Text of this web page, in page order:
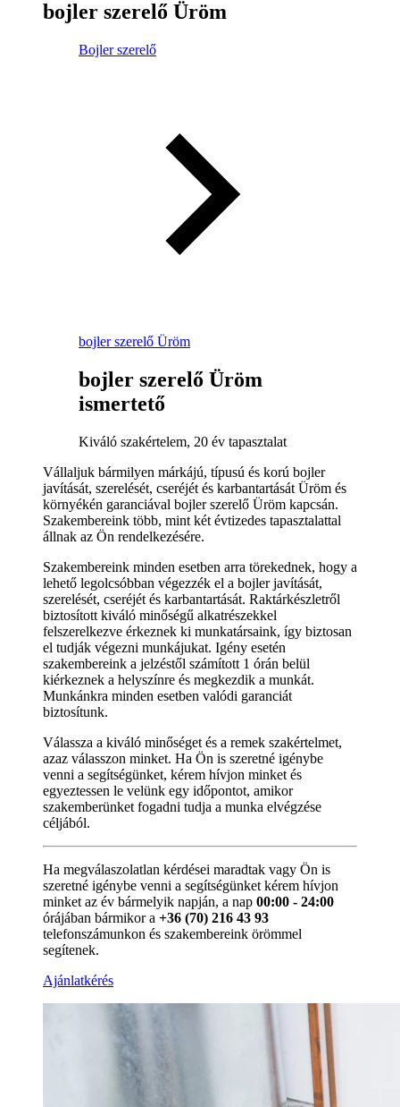
bojler szerelő Üröm
Bojler szerelő
bojler szerelő Üröm
bojler szerelő Üröm
ismertető
Kiváló szakértelem, 20 év tapasztalat
Vállaljuk bármilyen márkájú, típusú és korú bojler
javítását, szerelését, cseréjét és karbantartását Üröm és
környékén garanciával bojler szerelő Üröm kapcsán.
Szakembereink több, mint két évtizedes tapasztalattal
állnak az Ön rendelkezésére.
Szakembereink minden esetben arra törekednek, hogy a
lehető legolcsóbban végezzék el a bojler javítását,
szerelését, cseréjét és karbantartását. Raktárkészletről
biztosított kiváló minőségű alkatrészekkel
felszerelkezve érkeznek ki munkatársaink, így biztosan
el tudják végezni munkájukat. Igény esetén
szakembereink a jelzéstől számított 1 órán belül
kiérkeznek a helyszínre és megkezdik a munkát.
Munkánkra minden esetben valódi garanciát
biztosítunk.
Válassza a kiváló minőséget és a remek szakértelmet,
azaz válasszon minket. Ha Ön is szeretné igénybe
venni a segítségünket, kérem hívjon minket és
egyeztessen le velünk egy időpontot, amikor
szakemberünket fogadni tudja a munka elvégzése
céljából.
Ha megválaszolatlan kérdései maradtak vagy Ön is
szeretné igénybe venni a segítségünket kérem hívjon
minket az év bármelyik napján, a nap 00:00 - 24:00
órájában bármikor a +36 (70) 216 43 93
telefonszámunkon és szakembereink örömmel
segítenek.
Ajánlatkérés